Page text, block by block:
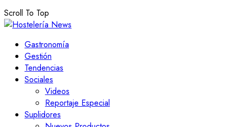
Scroll To Top
Gastronomía
Gestión
Tendencias
Sociales
Videos
Reportaje Especial
Suplidores